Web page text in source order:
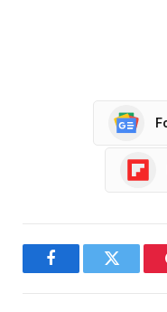
FacebookTwitter